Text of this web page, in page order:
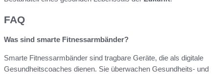
FAQ
Was sind smarte Fitnessarmbänder?
Smarte Fitnessarmbänder sind tragbare Geräte, die als digitale
Gesundheitscoaches dienen. Sie überwachen Gesundheits- und